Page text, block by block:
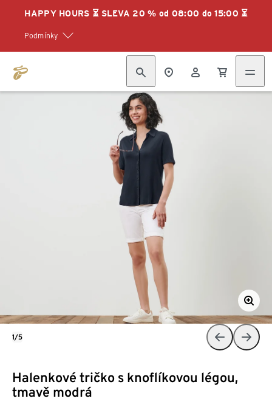
HAPPY HOURS ⏳ SLEVA 20 % od 08:00 do 15:00 ⏳
Podmínky
Halenkové tričko s knoflíkovou légou,
tmavě modrá
1/5